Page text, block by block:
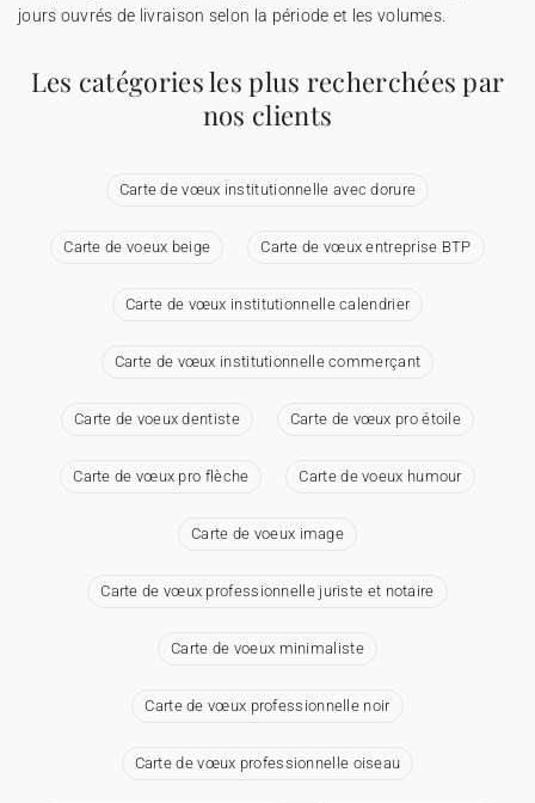
jours ouvrés de livraison selon la période et les volumes.
Les catégories les plus recherchées par
nos clients
Carte de vœux institutionnelle avec dorure
Carte de voeux beige Carte de vœux entreprise BTP
Carte de vœux institutionnelle calendrier
Carte de vœux institutionnelle commerçant
Carte de voeux dentiste Carte de vœux pro étoile
Carte de vœux pro flèche Carte de voeux humour
Carte de voeux image
Carte de vœux professionnelle juriste et notaire
Carte de voeux minimaliste
Carte de vœux professionnelle noir
Carte de vœux professionnelle oiseau